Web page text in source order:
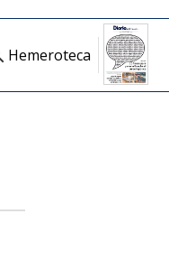
Hemeroteca